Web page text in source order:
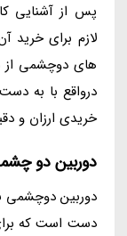
پس از آشنایی
لازم برای خرید
های دوچشمی از
درواقع با به
خریدی ارزان و
دوربین دو چشمی
دوربین